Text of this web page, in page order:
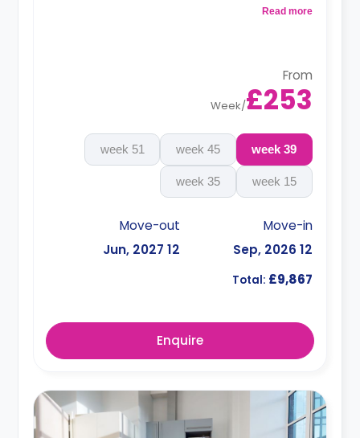
kitchenette.
Read more
From
£253
/
Week
39 week
45 week
51 week
15 week
35 week
Move-in
12 Sep, 2026
Move-out
12 Jun, 2027
Total: £9,867
Enquire